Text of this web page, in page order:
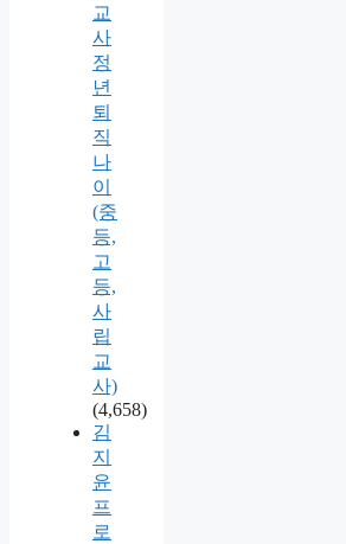
교
사
정
년
퇴
직
나
이
(중
등,
고
등,
사
립
교
사)
(4,658)
김
지
윤
프
로